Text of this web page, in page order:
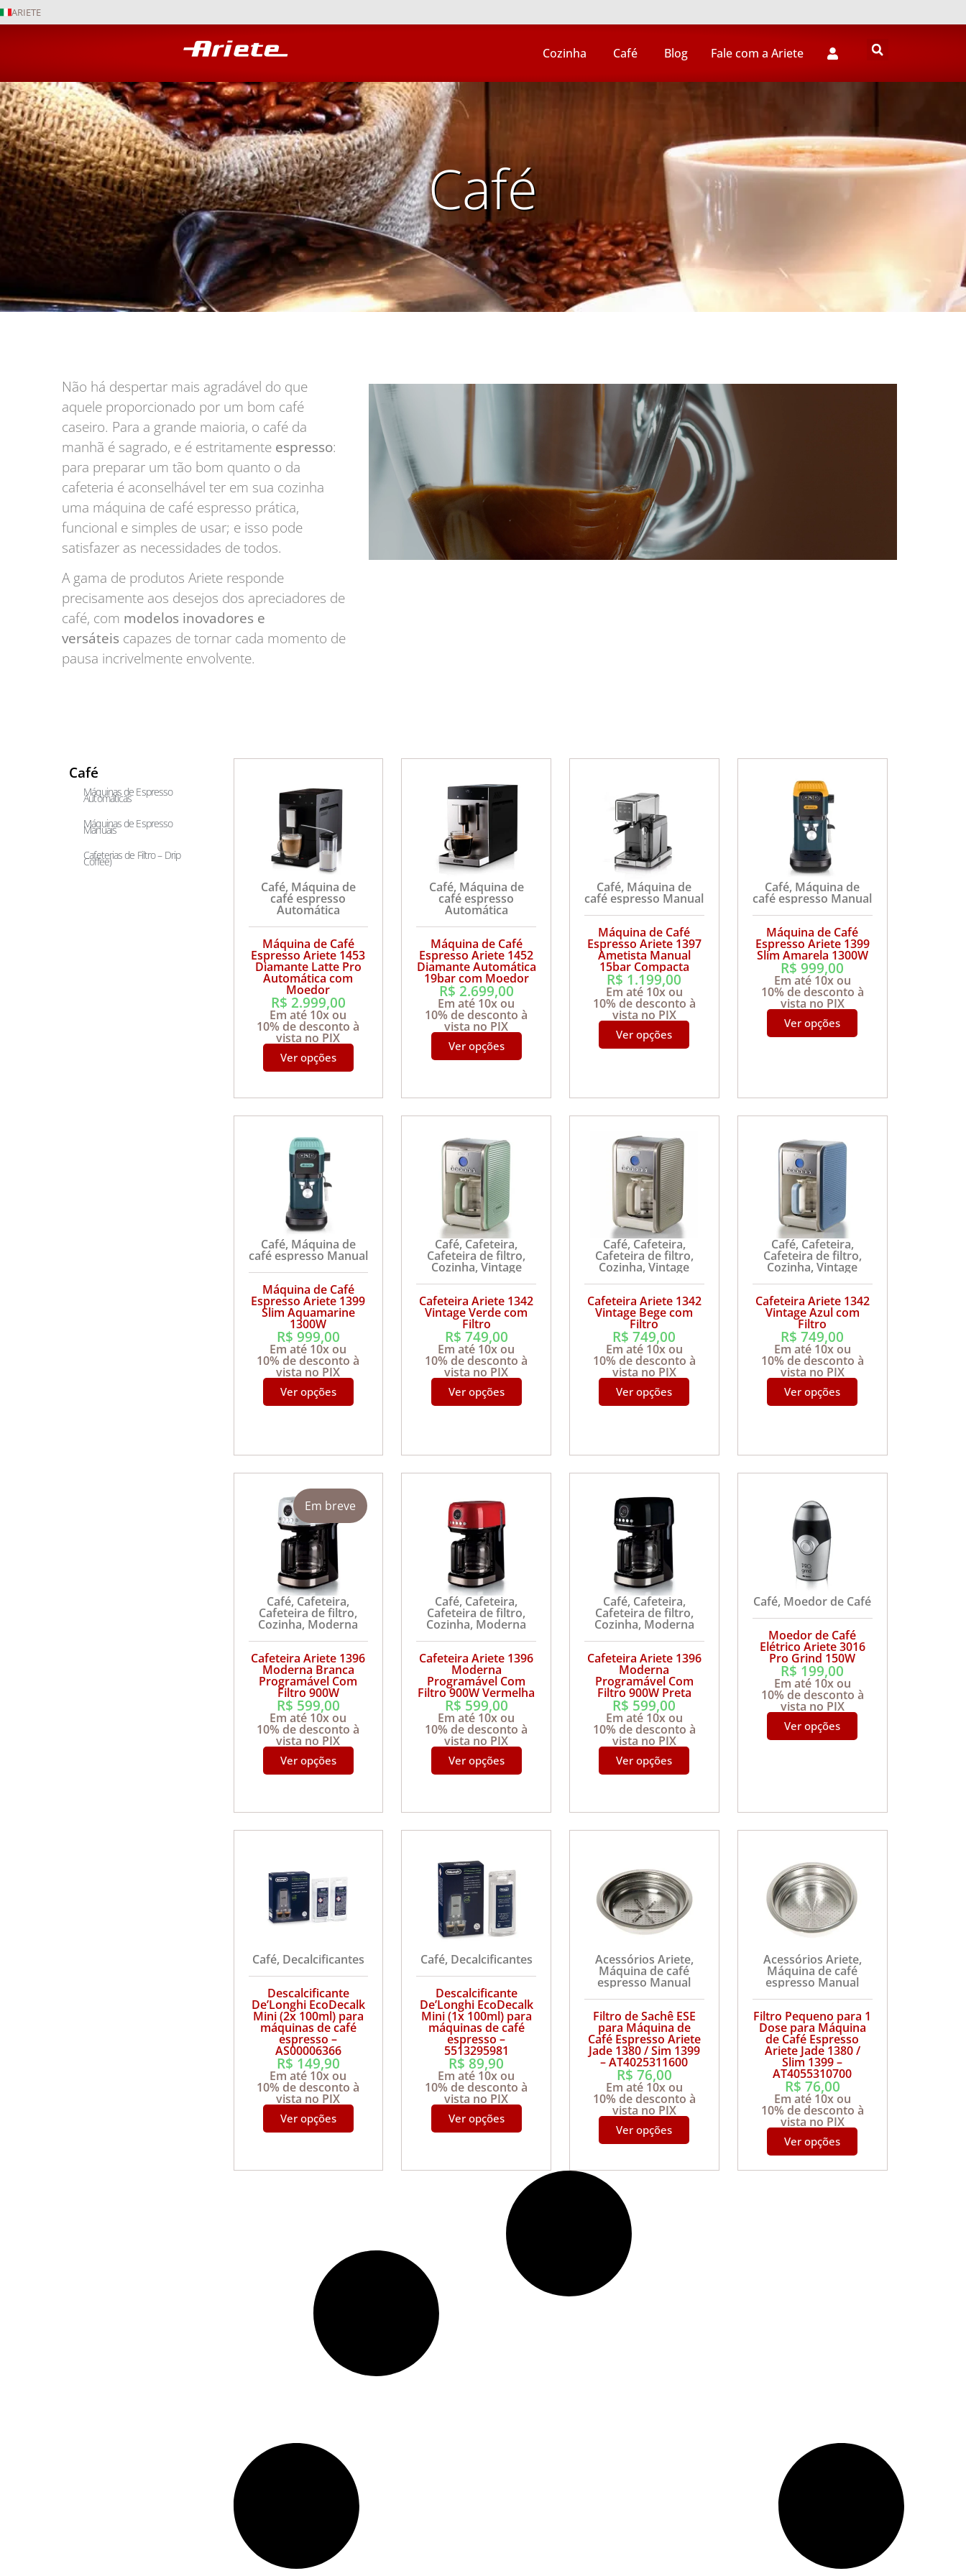
ARIETE
Cozinha Café Blog Fale com a Ariete
Café
Não há despertar mais agradável do que
aquele proporcionado por um bom café
caseiro. Para a grande maioria, o café da
manhã é sagrado, e é estritamente espresso:
para preparar um tão bom quanto o da
cafeteria é aconselhável ter em sua cozinha
uma máquina de café espresso prática,
funcional e simples de usar; e isso pode
satisfazer as necessidades de todos.
A gama de produtos Ariete responde
precisamente aos desejos dos apreciadores de
café, com modelos inovadores e
versáteis capazes de tornar cada momento de
pausa incrivelmente envolvente.
Café
Máquinas de Espresso
Automáticas
Máquinas de Espresso
Manuais
Cafeterias de Filtro – Drip
Coffee)
Café, Máquina de
café espresso
Automática
Máquina de Café
Espresso Ariete 1453
Diamante Latte Pro
Automática com
Moedor
R$ 2.999,00
Em até 10x ou
10% de desconto à
vista no PIX
Ver opções
Café, Máquina de
café espresso
Automática
Máquina de Café
Espresso Ariete 1452
Diamante Automática
19bar com Moedor
R$ 2.699,00
Em até 10x ou
10% de desconto à
vista no PIX
Ver opções
Café, Máquina de
café espresso Manual
Máquina de Café
Espresso Ariete 1397
Ametista Manual
15bar Compacta
R$ 1.199,00
Em até 10x ou
10% de desconto à
vista no PIX
Ver opções
Café, Máquina de
café espresso Manual
Máquina de Café
Espresso Ariete 1399
Slim Amarela 1300W
R$ 999,00
Em até 10x ou
10% de desconto à
vista no PIX
Ver opções
Café, Máquina de
café espresso Manual
Máquina de Café
Espresso Ariete 1399
Slim Aquamarine
1300W
R$ 999,00
Em até 10x ou
10% de desconto à
vista no PIX
Ver opções
Café, Cafeteira,
Cafeteira de filtro,
Cozinha, Vintage
Cafeteira Ariete 1342
Vintage Verde com
Filtro
R$ 749,00
Em até 10x ou
10% de desconto à
vista no PIX
Ver opções
Café, Cafeteira,
Cafeteira de filtro,
Cozinha,Vintage
Cafeteira Ariete 1342
Vintage Bege com
Filtro
R$ 749,00
Em até 10x ou
10% de desconto à
vista no PIX
Ver opções
Café, Cafeteira,
Cafeteira de filtro,
Cozinha,Vintage
Cafeteira Ariete 1342
Vintage Azul com
Filtro
R$ 749,00
Em até 10x ou
10% de desconto à
vista no PIX
Ver opções
Em breve
Café, Cafeteira,
Cafeteira de filtro,
Cozinha, Moderna
Cafeteira Ariete 1396
Moderna Branca
Programável Com
Filtro 900W
R$ 599,00
Em até 10x ou
10% de desconto à
vista no PIX
Ver opções
Café, Cafeteira,
Cafeteira de filtro,
Cozinha, Moderna
Cafeteira Ariete 1396
Moderna
Programável Com
Filtro 900W Vermelha
R$ 599,00
Em até 10x ou
10% de desconto à
vista no PIX
Ver opções
Café, Cafeteira,
Cafeteira de filtro,
Cozinha, Moderna
Cafeteira Ariete 1396
Moderna
Programável Com
Filtro 900W Preta
R$ 599,00
Em até 10x ou
10% de desconto à
vista no PIX
Ver opções
Café, Moedor de Café
Moedor de Café
Elétrico Ariete 3016
Pro Grind 150W
R$ 199,00
Em até 10x ou
10% de desconto à
vista no PIX
Ver opções
Café, Decalcificantes
Descalcificante
De’Longhi EcoDecalk
Mini (2x 100ml) para
máquinas de café
espresso –
AS00006366
R$ 149,90
Em até 10x ou
10% de desconto à
vista no PIX
Ver opções
Café, Decalcificantes
Descalcificante
De’Longhi EcoDecalk
Mini (1x 100ml) para
máquinas de café
espresso –
5513295981
R$ 89,90
Em até 10x ou
10% de desconto à
vista no PIX
Ver opções
Acessórios Ariete,
Máquina de café
espresso Manual
Filtro de Sachê ESE
para Máquina de
Café Espresso Ariete
Jade 1380 / Sim 1399
– AT4025311600
R$ 76,00
Em até 10x ou
10% de desconto à
vista no PIX
Ver opções
Acessórios Ariete,
Máquina de café
espresso Manual
Filtro Pequeno para 1
Dose para Máquina
de Café Espresso
Ariete Jade 1380 /
Slim 1399 –
AT4055310700
R$ 76,00
Em até 10x ou
10% de desconto à
vista no PIX
Ver opções